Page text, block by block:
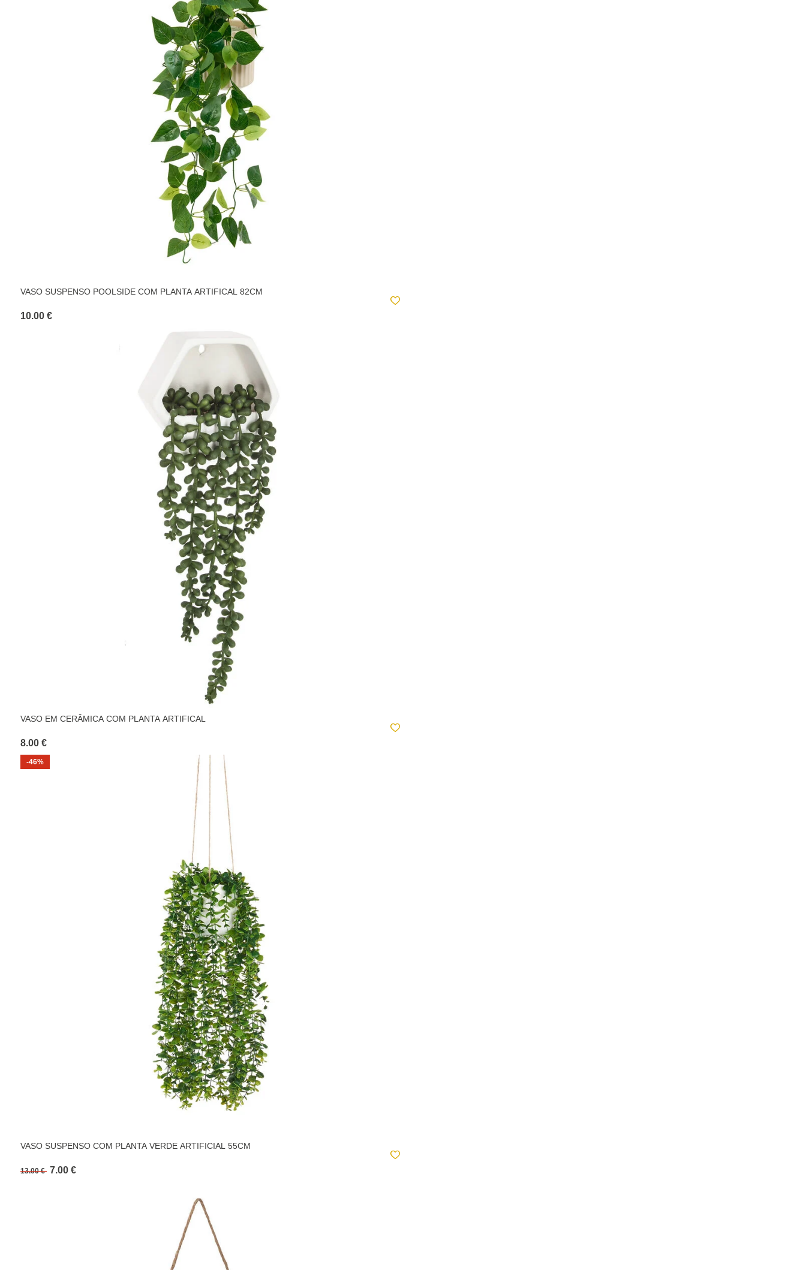
VASO SUSPENSO POOLSIDE COM PLANTA ARTIFICAL 82CM
10.00 €
VASO EM CERÂMICA COM PLANTA ARTIFICAL
8.00 €
-46%
VASO SUSPENSO COM PLANTA VERDE ARTIFICIAL 55CM
13.00 € 7.00 €